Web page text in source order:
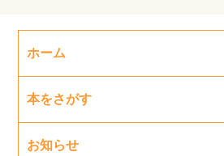
ホーム
本をさがす
お知らせ